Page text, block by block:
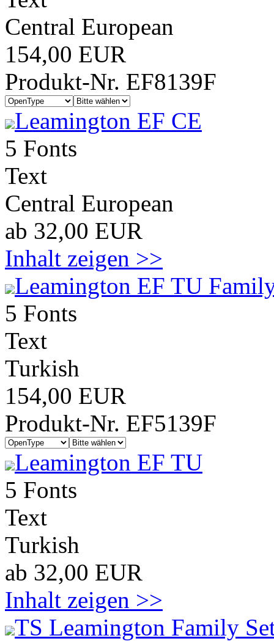
Central European
154,00 EUR
Produkt-Nr. EF8139F
Leamington EF CE
5 Fonts
Text
Central European
ab 32,00 EUR
Inhalt zeigen >>
Leamington EF TU
5 Fonts
Text
Turkish
154,00 EUR
Produkt-Nr. EF5139F
Leamington EF TU
5 Fonts
Text
Turkish
ab 32,00 EUR
Inhalt zeigen >>
TS Leamington Family